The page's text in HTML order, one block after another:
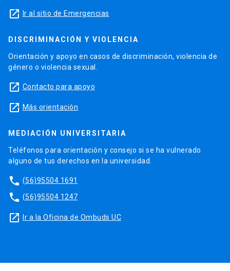
launch Ir al sitio de Emergencias
DISCRIMINACIÓN Y VIOLENCIA
Orientación y apoyo en casos de discriminación, violencia de
género o violencia sexual.
launch Contacto para apoyo
launch Más orientación
MEDIACIÓN UNIVERSITARIA
Teléfonos para orientación y consejo si se ha vulnerado
alguno de tus derechos en la universidad.
phone (56)95504 1691
phone (56)95504 1247
launch Ir a la Oficina de Ombuds UC